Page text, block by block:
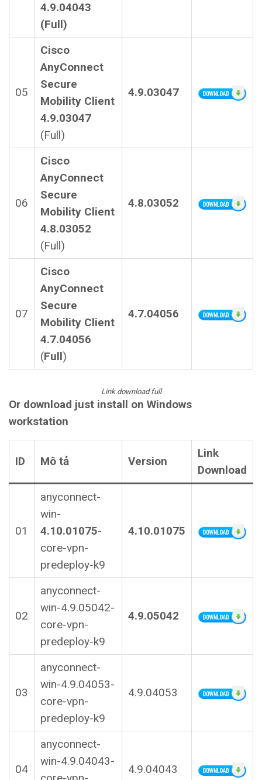
4.9.04043
(Full)
05
Cisco
AnyConnect
Secure
Mobility Client
4.9.03047
(Full)
4.9.03047
06
Cisco
AnyConnect
Secure
Mobility Client
4.8.03052
(Full)
4.8.03052
07
Cisco
AnyConnect
Secure
Mobility Client
4.7.04056
(Full)
4.7.04056
Link download full
Or download just install on Windows
workstation
ID Mô tả Version
Link
Download
01
anyconnect-
win-
4.10.01075-
core-vpn-
predeploy-k9
4.10.01075
02
anyconnect-
win-4.9.05042-
core-vpn-
predeploy-k9
4.9.05042
03
anyconnect-
win-4.9.04053-
core-vpn-
predeploy-k9
4.9.04053
04
anyconnect-
win-4.9.04043-
4.9.04043